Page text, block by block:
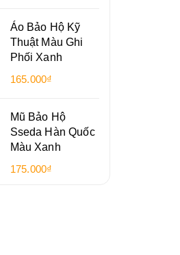
Áo Bảo Hộ Kỹ
Thuật Màu Ghi
Phối Xanh
165.000₫
Mũ Bảo Hộ
Sseda Hàn Quốc
Màu Xanh
175.000₫